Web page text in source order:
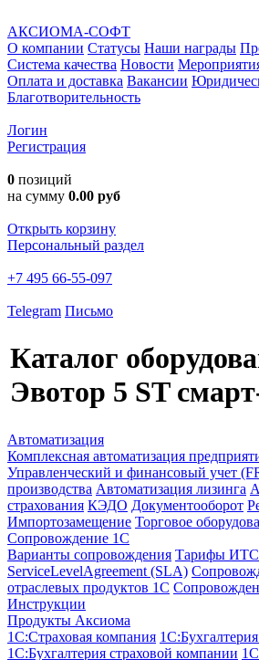
АКСИОМА-СОФТ
О компании Статусы Наши награды
Система качества Новости
Оплата и доставка Вакансии
Благотворительность
Логин
Регистрация
0 позиций
на сумму 0.00 руб
Открыть корзину
Персональный раздел
+7 495 66-55-097
Telegram Письмо
Каталог
Эвотор 5 ST
Автоматизация
Комплексная автоматизация
Управленческий и финансовый учет
производства Автоматизация лизинга
страхования КЭДО Документооборот
Импортозамещение Торговое
Сопровождение 1С
Варианты сопровождения Тарифы ИТС
ServiceLevelAgreement (SLA)
отраслевых продуктов 1С
Инструкции
Продукты Аксиома
1С:Страховая компания
1С:Бухгалтерия страховой компании